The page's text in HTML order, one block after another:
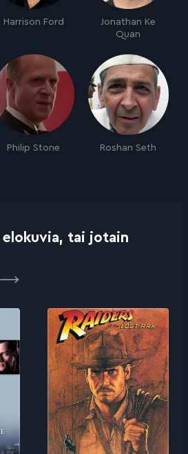
Harrison Ford
Jonathan Ke
Quan
Philip Stone Roshan Seth
elokuvia, tai jotain